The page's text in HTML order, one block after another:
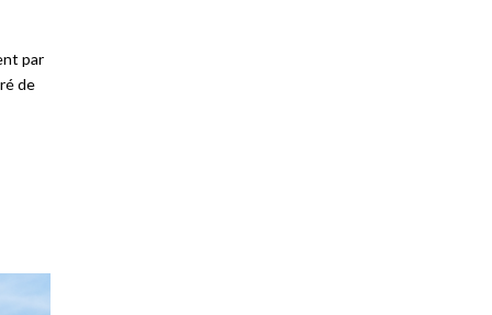
par
de